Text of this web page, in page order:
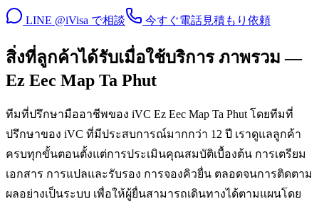
LINE @iVisa で相談 今すぐ電話見積もり依頼
สิ่งที่ลูกค้าได้รับเมื่อใช้บริการ ภาพรวม —
Ez Eec Map Ta Phut
ทีมที่ปรึกษามืออาชีพของ iVC Ez Eec Map Ta Phut โดยทีมที่
ปรึกษาของ iVC ที่มีประสบการณ์มากกว่า 12 ปี เราดูแลลูกค้า
ครบทุกขั้นตอนตั้งแต่การประเมินคุณสมบัติเบื้องต้น การเตรียม
เอกสาร การแปลและรับรอง การจองคิวยื่น ตลอดจนการติดตาม
ผลอย่างเป็นระบบ เพื่อให้ผู้ยื่นสามารถเดินทางได้ตามแผนโดย